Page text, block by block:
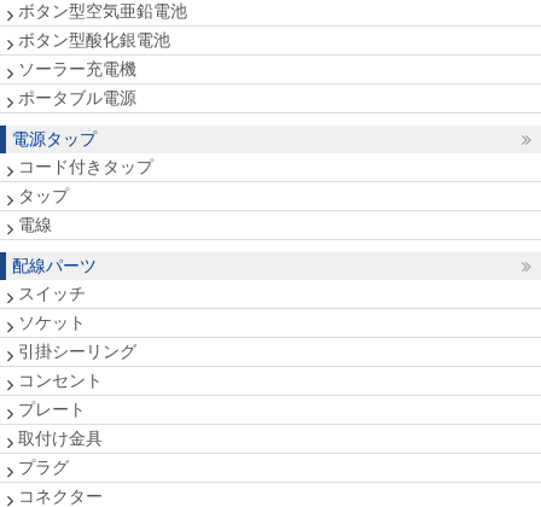
ボタン型空気亜鉛電池
ボタン型酸化銀電池
ソーラー充電機
ポータブル電源
電源タップ
コード付きタップ
タップ
電線
配線パーツ
スイッチ
ソケット
引掛シーリング
コンセント
プレート
取付け金具
プラグ
コネクター